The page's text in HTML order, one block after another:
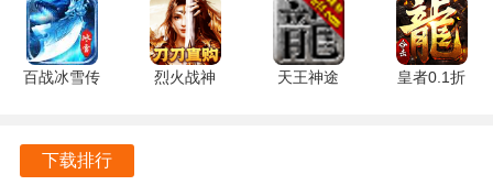
方可以互相添加要交易的物品、道具或游戏货币，确认无误
后点击 “交易” 按钮即可完成交易。
交易一些任务道具、普通装备等。
版
手机版
机版
版
百战冰雪传
烈火战神
天王神途
皇者0.1折
下载排行